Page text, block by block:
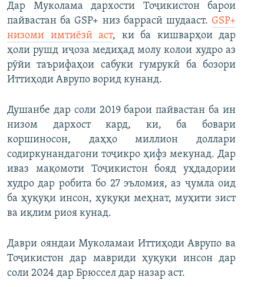
Дар Муколама дархости Тоҷикистон барои
пайвастан ба GSP+ низ баррасӣ шудааст. GSP+
низоми имтиёзӣ аст, ки ба кишварҳои дар
ҳоли рушд иҷоза медиҳад молу колои худро аз
рӯйи таърифаҳои сабуки гумрукӣ ба бозори
Иттиҳоди Аврупо ворид кунанд.
Душанбе дар соли 2019 барои пайвастан ба ин
низом дархост кард, ки, ба бовари
коршиносон, даҳҳо миллион доллари
содиркунандагони тоҷикро ҳифз мекунад. Дар
иваз мақомоти Тоҷикистон бояд уҳдадории
худро дар робита бо 27 эъломия, аз ҷумла оид
ба ҳуқуқи инсон, ҳуқуқи меҳнат, муҳити зист
ва иқлим риоя кунад.
Даври ояндаи Муколамаи Иттиҳоди Аврупо ва
Тоҷикистон дар мавриди ҳуқуқи инсон дар
соли 2024 дар Брюссел дар назар аст.